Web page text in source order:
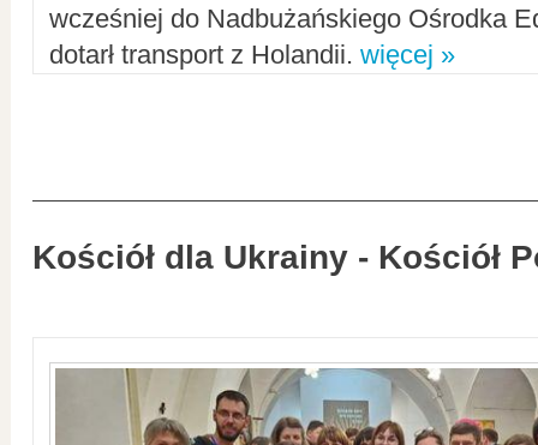
wcześniej do Nadbużańskiego Ośrodka
dotarł transport z Holandii. więcej »
Kościół dla Ukrainy - Kościół